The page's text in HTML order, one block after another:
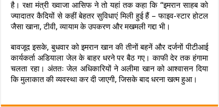
है। रक्षा मंत्री ख्वाजा आसिफ ने तो यहां तक कहा कि “इमरान साहब को
ज्यादातर कैदियों से कहीं बेहतर सुविधाएं मिली हुई हैं – फाइव-स्टार होटल
जैसा खाना, टीवी, व्यायाम के उपकरण और मखमली गद्दा भी।
बावजूद इसके, बुधवार को इमरान खान की तीनों बहनें और दर्जनों पीटीआई
कार्यकर्ता अडियाला जेल के बाहर धरने पर बैठ गए। काफी देर तक हंगामा
चलता रहा। अंततः जेल अधिकारियों ने अलीमा खान को आश्वासन दिया
कि मुलाकात की व्यवस्था कर दी जाएगी, जिसके बाद धरना खत्म हुआ।